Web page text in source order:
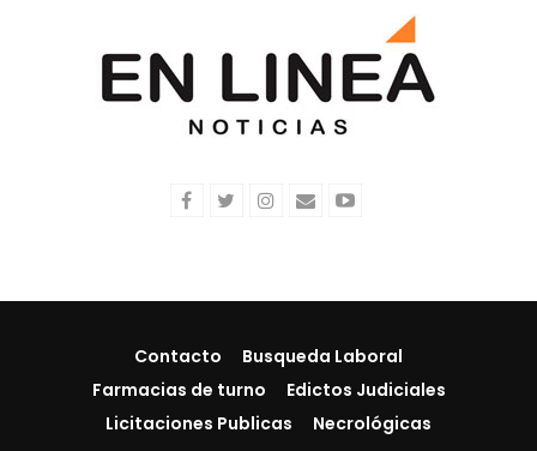
Contacto
Busqueda Laboral
Farmacias de turno
Edictos Judiciales
Licitaciones Publicas
Necrológicas